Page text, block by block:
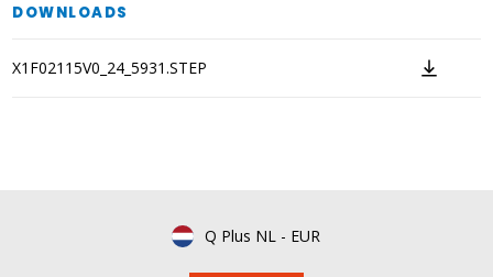
DOWNLOADS
X1F02115V0_24_5931.STEP
Q Plus NL - EUR